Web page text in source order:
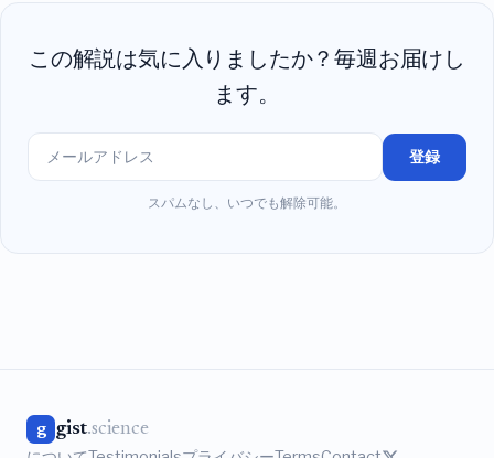
この解説は気に入りましたか？毎週お届けし
ます。
登録
スパムなし、いつでも解除可能。
g gist.science